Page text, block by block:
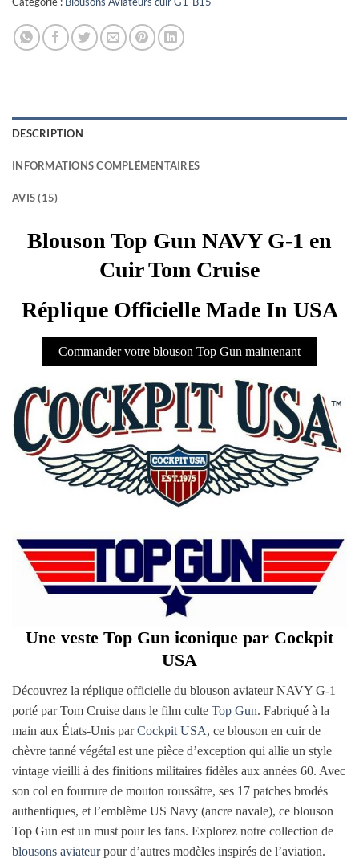
DESCRIPTION
INFORMATIONS COMPLÉMENTAIRES
AVIS (15)
Blouson Top Gun NAVY G-1 en
Cuir Tom Cruise
Réplique Officielle Made In USA
Commander votre blouson Top Gun maintenant
Une veste Top Gun iconique par Cockpit
USA
Découvrez la réplique officielle du blouson aviateur NAVY G-1
porté par Tom Cruise dans le film culte Top Gun. Fabriqué à la
main aux États-Unis parCockpit USA, ce blouson en cuir de
chèvre tanné végétal est une pièce d’exception qui allie un style
vintage vieilli à des finitions militaires fidèles aux années 60. Avec
son col en fourrure de mouton roussâtre, ses 17 patches brodés
authentiques, et l’emblème US Navy (ancre navale), ce blouson
Top Gun est un must pour les fans. Explorez notre collection de
blousons aviateurpour d’autres modèles inspirés de l’aviation.